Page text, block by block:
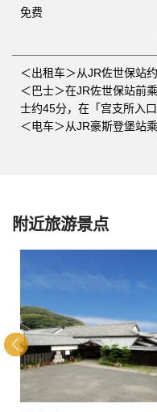
免费
＜出租车＞从JR佐世保站
＜巴士＞在JR佐世保站前
士约45分，在「宫支所入
＜电车＞从JR豪斯登堡站
附近旅游景点